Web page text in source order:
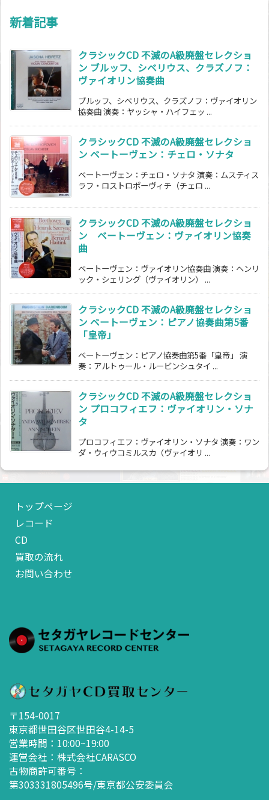
新着記事
クラシックCD 不滅のA級廃盤セレクショ
ン ブルッフ、シベリウス、クラズノフ：
ヴァイオリン協奏曲
ブルッフ、シベリウス、クラズノフ：ヴァイオリン
協奏曲 演奏：ヤッシャ・ハイフェッ ...
クラシックCD 不滅のA級廃盤セレクショ
ン ベートーヴェン：チェロ・ソナタ
ベートーヴェン：チェロ・ソナタ 演奏：ムスティス
ラフ・ロストロポーヴィチ（チェロ ...
クラシックCD 不滅のA級廃盤セレクショ
ン ベートーヴェン：ヴァイオリン協奏
曲
ベートーヴェン：ヴァイオリン協奏曲 演奏：ヘンリ
ック・シェリング（ヴァイオリン） ...
クラシックCD 不滅のA級廃盤セレクショ
ン ベートーヴェン：ピアノ協奏曲第5番
「皇帝」
ベートーヴェン：ピアノ協奏曲第5番「皇帝」 演
奏：アルトゥール・ルービンシュタイ ...
クラシックCD 不滅のA級廃盤セレクショ
ン プロコフィエフ：ヴァイオリン・ソナ
タ
プロコフィエフ：ヴァイオリン・ソナタ 演奏：ワン
ダ・ウィウコミルスカ（ヴァイオリ ...
トップページ
レコード
CD
買取の流れ
お問い合わせ
〒154-0017
東京都世田谷区世田谷4-14-5
営業時間：10:00~19:00
運営会社：株式会社CARASCO
古物商許可番号：
第303331805496号/東京都公安委員会